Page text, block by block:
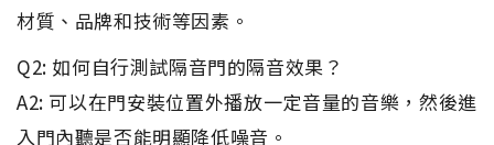
材質、品牌和技術等因素。
Q2: 如何自行測試隔音門的隔音效果？
A2: 可以在門安裝位置外播放一定音量的音樂，然後進
入門內聽是否能明顯降低噪音。